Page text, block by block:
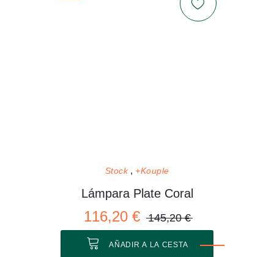
Stock +Kouple
Lámpara Plate Coral
116,20 € 145,20 €
AÑADIR A LA CESTA